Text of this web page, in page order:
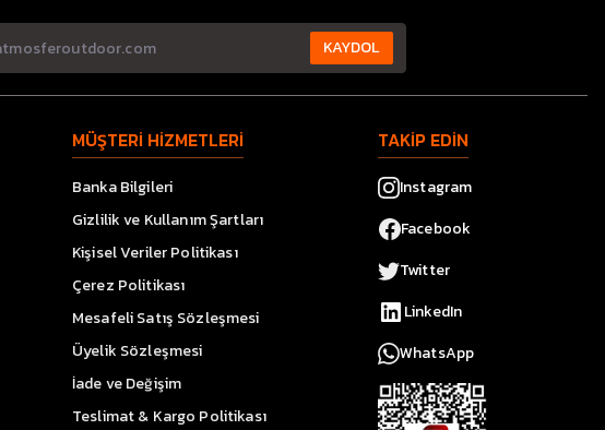
KAYDOL
MÜŞTERİ HİZMETLERİ
Banka Bilgileri
Gizlilik ve Kullanım Şartları
Kişisel Veriler Politikası
Çerez Politikası
Mesafeli Satış Sözleşmesi
Üyelik Sözleşmesi
İade ve Değişim
Teslimat & Kargo Politikası
TAKİP EDİN
Instagram
Facebook
Twitter
LinkedIn
WhatsApp